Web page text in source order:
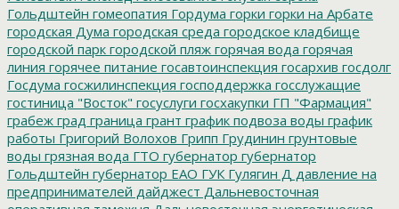
Гольдштейн гомеопатия Гордума горки горки на Арбате
городская Дума городская среда городское кладбище
городской парк городской пляж горячая вода горячая
линия горячее питание госавтоинспекция госархив госдолг
Госдума госжилинспекция господдержка госслужащие
гостиница "Восток" госуслуги госхакупки ГП "Фармация"
грабеж град граница грант график подвоза воды график
работы Григорий Волохов Грипп Грудинин грунтовые
воды грязная вода ГТО губернатор губернатор
Гольдштейн губернатор ЕАО ГУК Гулягин Д давление на
предпринимателей дайджест Дальневосточная